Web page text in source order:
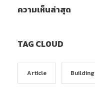
ความเห็นล่าสุด
TAG CLOUD
Article Building